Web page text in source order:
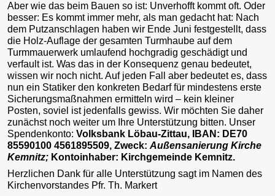
Aber wie das beim Bauen so ist: Unverhofft kommt oft. Oder
besser: Es kommt immer mehr, als man gedacht hat: Nach
dem Putzanschlagen haben wir Ende Juni festgestellt, dass
die Holz-Auflage der gesamten Turmhaube auf dem
Turmmauerwerk umlaufend hochgradig geschädigt und
verfault ist. Was das in der Konsequenz genau bedeutet,
wissen wir noch nicht. Auf jeden Fall aber bedeutet es, dass
nun ein Statiker den konkreten Bedarf für mindestens erste
Sicherungsmaßnahmen ermitteln wird – kein kleiner
Posten, soviel ist jedenfalls gewiss. Wir möchten Sie daher
zunächst noch weiter um Ihre Unterstützung bitten. Unser
Spendenkonto: Volksbank Löbau-Zittau, IBAN: DE70
85590100 4561895509, Zweck: Außensanierung Kirche
Kemnitz; Kontoinhaber: Kirchgemeinde Kemnitz.
Herzlichen Dank für alle Unterstützung sagt im Namen des
Kirchenvorstandes Pfr. Th. Markert